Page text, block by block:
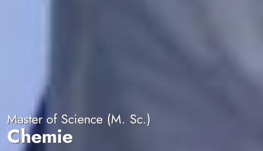
Master of Science (M. Sc.)
Chemie